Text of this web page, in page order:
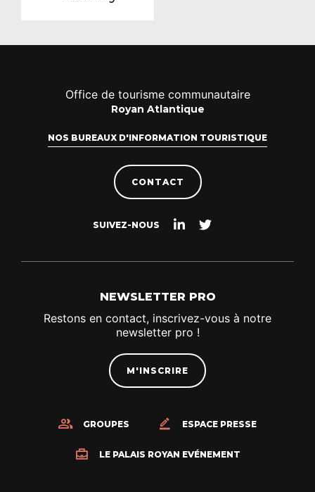
Office de tourisme communautaire
Royan Atlantique
NOS BUREAUX D'INFORMATION TOURISTIQUE
CONTACT
SUIVEZ-NOUS
Suivez-Suivez-
NEWSLETTER PRO
Restons en contact, inscrivez-vous à notre
newsletter pro !
M'INSCRIRE
GROUPES ESPACE PRESSE
LE PALAIS ROYAN EVÉNEMENT